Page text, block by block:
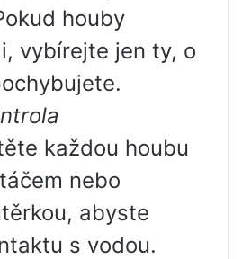
houby
vybírejte jen ty, o
každou houbu
nebo
abyste
s vodou.